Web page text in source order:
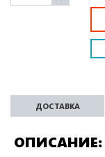
ОПИСАНИЕ
ДОСТАВКА